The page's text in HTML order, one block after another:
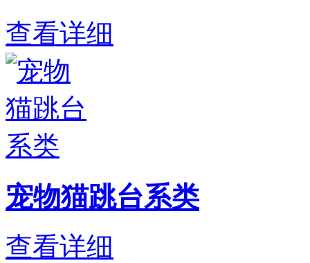
查看详细
宠物猫跳台系类
查看详细